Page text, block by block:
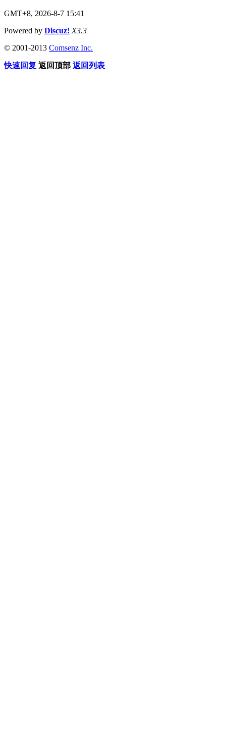
GMT+8, 2026-8-7 15:41
Powered by Discuz! X3.3
© 2001-2013 Comsenz Inc.
快速回复 返回顶部 返回列表